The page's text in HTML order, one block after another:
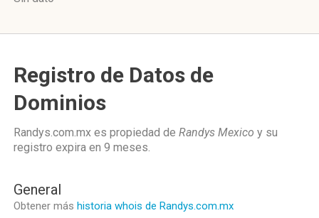
Registro de Datos de
Dominios
Randys.com.mx es propiedad de Randys Mexico y su
registro expira en 9 meses.
General
Obtener más historia whois de Randys.com.mx